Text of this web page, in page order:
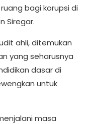
bagi korupsi di
Siregar.
ahli, ditemukan
yang seharusnya
dasar di
untuk
masa